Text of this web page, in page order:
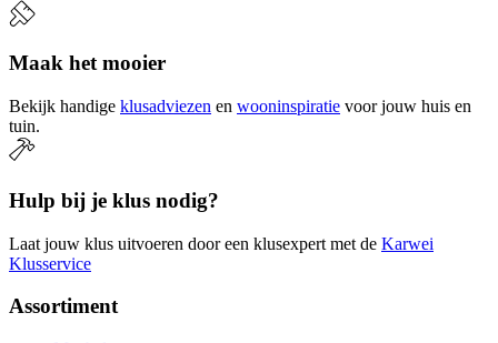
Maak het mooier
Bekijk handige klusadviezen en wooninspiratie voor jouw huis en
tuin.
Hulp bij je klus nodig?
Laat jouw klus uitvoeren door een klusexpert met de Karwei
Klusservice
Assortiment